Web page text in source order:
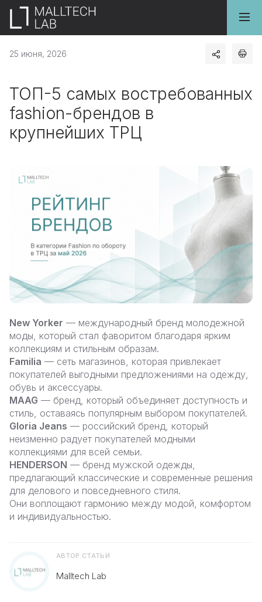
ТОП-5 самых востребованных
fashion-брендов в
крупнейших ТРЦ
25 июня, 2026
New Yorker — международный бренд молодежной
моды, который стал фаворитом благодаря ярким
коллекциям и стильным образам.
Familia — сеть магазинов, которая привлекает
покупателей выгодными предложениями на одежду,
обувь и аксессуары.
MAAG — бренд, который объединяет доступность и
стиль, оставаясь популярным выбором покупателей.
Gloria Jeans — российский бренд, который
неизменно радует покупателей модными
коллекциями для всей семьи.
HENDERSON — бренд мужской одежды,
предлагающий классические и современные решения
для делового и повседневного стиля.
Они воплощают гармонию между модой, комфортом
и индивидуальностью.
АВТОР СТАТЬИ
Malltech Lab